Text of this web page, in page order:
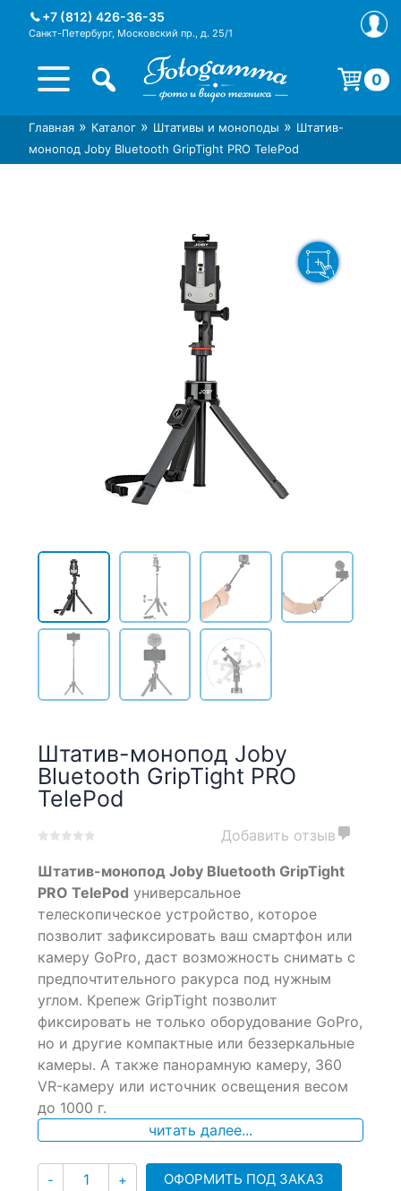
+7 (812) 426-36-35
Санкт-Петербург, Московский пр., д. 25/1
Интернет-магазин фототехники
Foto-Gamma в СПб
Магазин фотоаксессуаров foto-
gamma.ru
0
Корзина пуста.
Главная » Каталог » Штативы и моноподы » Штатив-
монопод Joby Bluetooth GripTight PRO TelePod
Штатив-монопод Joby
Bluetooth GripTight PRO
TelePod
out
of
on
customer
ratings
Добавить отзыв
Штатив-монопод Joby Bluetooth GripTight
PRO TelePod универсальное
телескопическое устройство, которое
позволит зафиксировать ваш смартфон или
камеру GoPro, даст возможность снимать с
предпочтительного ракурса под нужным
углом. Крепеж GripTight позволит
фиксировать не только оборудование GoPro,
но и другие компактные или беззеркальные
камеры. А также панорамную камеру, 360
VR-камеру или источник освещения весом
до 1000 г.
читать далее...
- Количество
+ ОФОРМИТЬ ПОД ЗАКАЗ